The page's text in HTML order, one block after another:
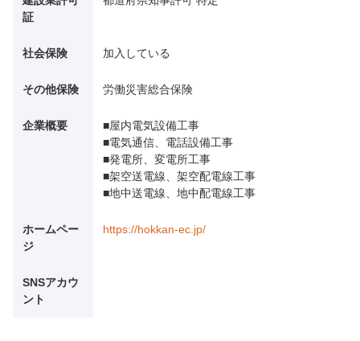
証
社会保険 加入している
その他保険 労働災害総合保険
企業概要
■屋内電気設備工事
■電気通信、電話設備工事
■発電所、変電所工事
■架空送電線、架空配電線工事
■地中送電線、地中配電線工事
ホームペー
ジ
https://hokkan-ec.jp/
SNSアカウ
ント